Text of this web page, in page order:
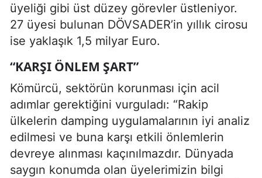
üyeliği gibi üst düzey görevler üstleniyor.
27 üyesi bulunan DÖVSADER’in yıllık cirosu
ise yaklaşık 1,5 milyar Euro.
“KARŞI ÖNLEM ŞART”
Kömürcü, sektörün korunması için acil
adımlar gerektiğini vurguladı: “Rakip
ülkelerin damping uygulamalarının iyi analiz
edilmesi ve buna karşı etkili önlemlerin
devreye alınması kaçınılmazdır. Dünyada
saygın konumda olan üyelerimizin bilgi